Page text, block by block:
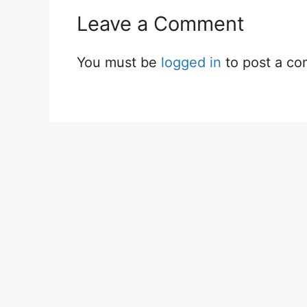
Leave a Comment
You must be logged in to post a